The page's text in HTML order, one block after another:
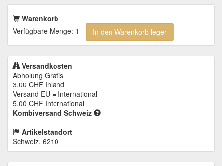
Warenkorb
Verfügbare Menge: 1
In den Warenkorb legen
Versandkosten
Abholung Gratis
3,00 CHF Inland
Versand EU = International
5,00 CHF International
Kombiversand Schweiz
Artikelstandort
Schweiz, 6210